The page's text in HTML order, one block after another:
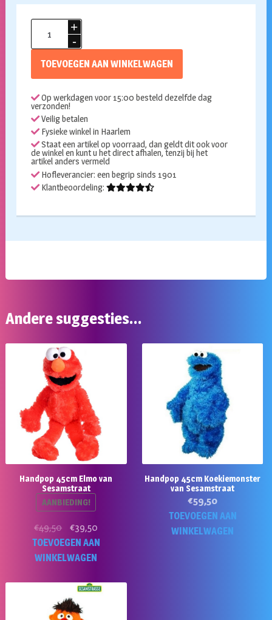
45cm
aantal
TOEVOEGEN AAN WINKELWAGEN
Op werkdagen voor 15:00 besteld dezelfde dag
verzonden!
Veilig betalen
Fysieke winkel in Haarlem
Staat een artikel op voorraad, dan geldt dit ook voor
de winkel en kunt u het direct afhalen, tenzij bij het
artikel anders vermeld
Hofleverancier: een begrip sinds 1901
Klantbeoordeling:
Andere suggesties…
Handpop 45cm Elmo van
Sesamstraat
AANBIEDING!
€49,50
Oorspronkelijke
prijs
was:
€39,50
prijs
TOEVOEGEN AAN
WINKELWAGEN
Handpop 45cm Koekiemonster
van Sesamstraat
€59,50
TOEVOEGEN AAN
WINKELWAGEN